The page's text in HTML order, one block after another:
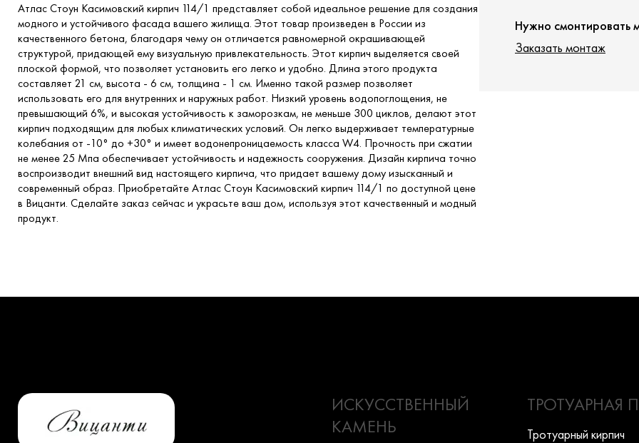
Атлас Стоун Касимовский кирпич 114/1 представляет собой идеальное решение для создания
модного и устойчивого фасада вашего жилища. Этот товар произведен в России из
качественного бетона, благодаря чему он отличается равномерной окрашивающей
структурой, придающей ему визуальную привлекательность. Этот кирпич выделяется своей
плоской формой, что позволяет установить его легко и удобно. Длина этого продукта
составляет 21 см, высота - 6 см, толщина - 1 см. Именно такой размер позволяет
использовать его для внутренних и наружных работ. Низкий уровень водопоглощения, не
превышающий 6%, и высокая устойчивость к заморозкам, не меньше 300 циклов, делают этот
кирпич подходящим для любых климатических условий. Он легко выдерживает температурные
колебания от -10° до +30° и имеет водонепроницаемость класса W4. Прочность при сжатии
не менее 25 Мпа обеспечивает устойчивость и надежность сооружения. Дизайн кирпича точно
воспроизводит внешний вид настоящего кирпича, что придает вашему дому изысканный и
современный образ. Приобретайте Атлас Стоун Касимовский кирпич 114/1 по доступной цене
в Вицанти. Сделайте заказ сейчас и украсьте ваш дом, используя этот качественный и модный
продукт.
Нужно смонтировать
Заказать монтаж
ИСКУССТВЕННЫЙ
КАМЕНЬ
ТРОТУАРНАЯ
Тротуарный кирпич